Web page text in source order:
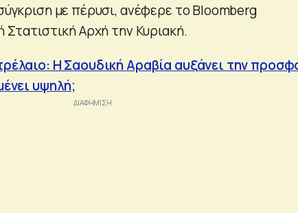
με πέρυσι, ανέφερε το Bloomberg
Στατιστική Αρχή την Κυριακή.
Η Σαουδική Αραβία αυξάνει την
υψηλή;